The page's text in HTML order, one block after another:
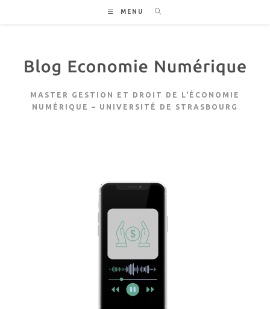
MENU
MASTER GESTION ET DROIT DE L'ÉCONOMIE
NUMÉRIQUE – UNIVERSITÉ DE STRASBOURG